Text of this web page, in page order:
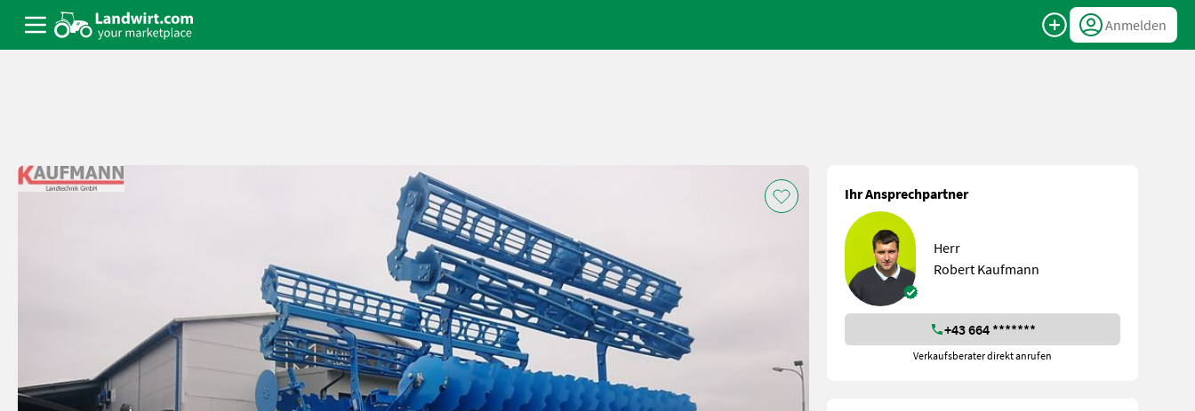
Anmelden
Ihr Ansprechpartner
Herr
Robert Kaufmann
+43 664 *******
Verkaufsberater direkt anrufen